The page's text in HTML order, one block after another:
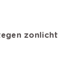
zonlicht